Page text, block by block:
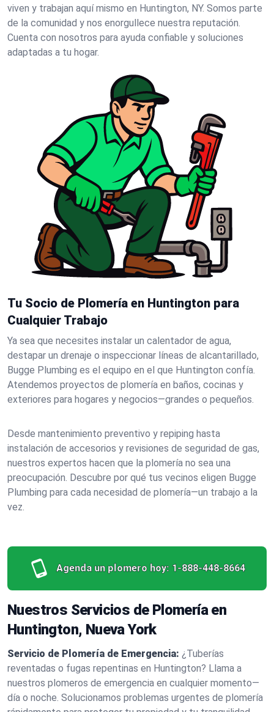
viven y trabajan aquí mismo en Huntington, NY. Somos parte
de la comunidad y nos enorgullece nuestra reputación.
Cuenta con nosotros para ayuda confiable y soluciones
adaptadas a tu hogar.
Tu Socio de Plomería en Huntington para
Cualquier Trabajo
Ya sea que necesites instalar un calentador de agua,
destapar un drenaje o inspeccionar líneas de alcantarillado,
Bugge Plumbing es el equipo en el que Huntington confía.
Atendemos proyectos de plomería en baños, cocinas y
exteriores para hogares y negocios—grandes o pequeños.
Desde mantenimiento preventivo y repiping hasta
instalación de accesorios y revisiones de seguridad de gas,
nuestros expertos hacen que la plomería no sea una
preocupación. Descubre por qué tus vecinos eligen Bugge
Plumbing para cada necesidad de plomería—un trabajo a la
vez.
Agenda un plomero hoy: 1-888-448-8664
Nuestros Servicios de Plomería en
Huntington, Nueva York
Servicio de Plomería de Emergencia: ¿Tuberías
reventadas o fugas repentinas en Huntington? Llama a
nuestros plomeros de emergencia en cualquier momento—
día o noche. Solucionamos problemas urgentes de plomería